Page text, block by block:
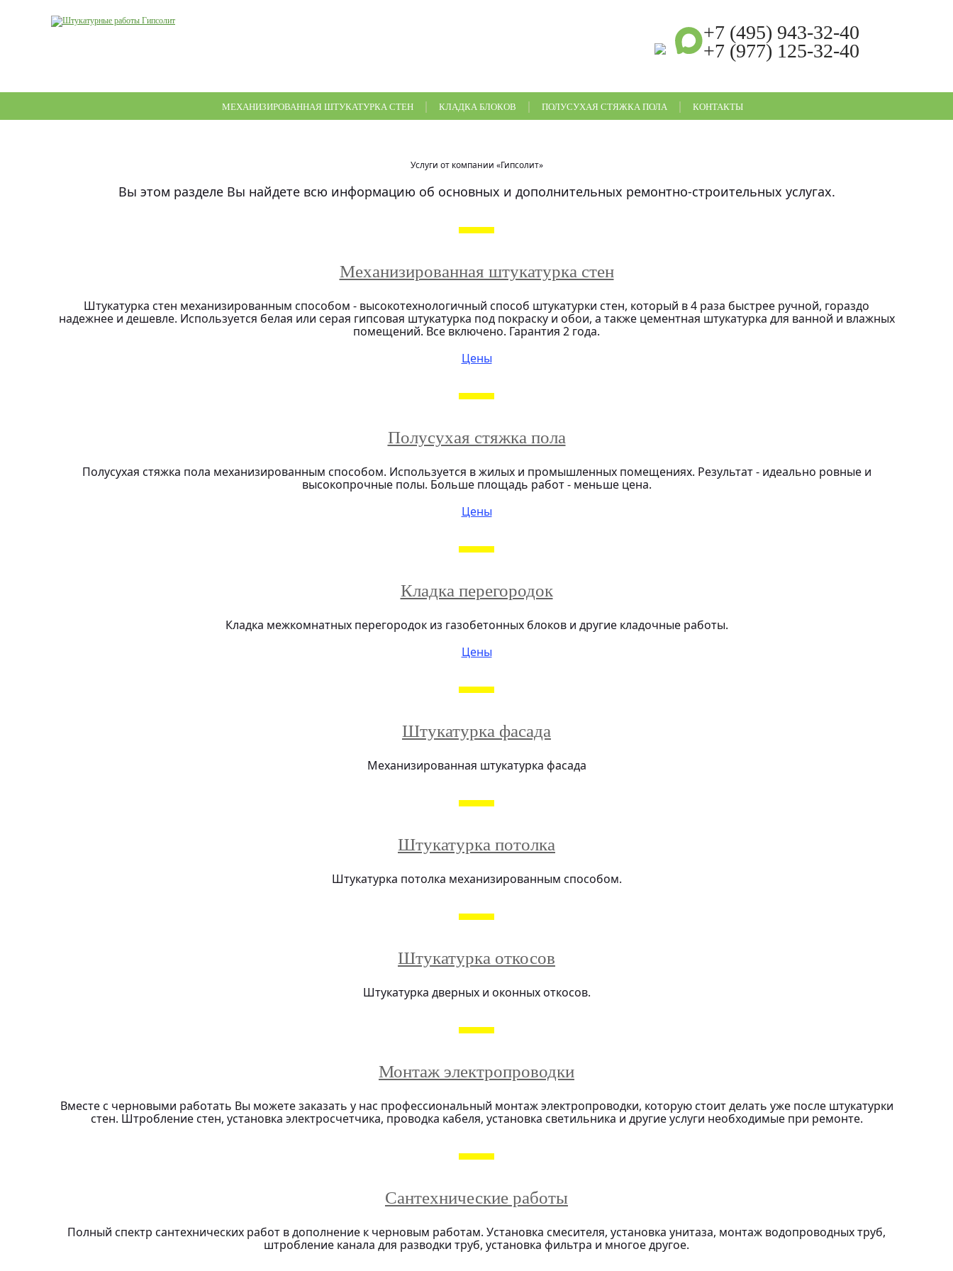
+7 (495) 943-32-40
+7 (977) 125-32-40
МЕХАНИЗИРОВАННАЯ ШТУКАТУРКА СТЕН КЛАДКА БЛОКОВ ПОЛУСУХАЯ СТЯЖКА ПОЛА КОНТАКТЫ
Услуги от компании «Гипсолит»
Вы этом разделе Вы найдете всю информацию об основных и дополнительных ремонтно-строительных услугах.
Механизированная штукатурка стен
Штукатурка стен механизированным способом - высокотехнологичный способ штукатурки стен, который в 4 раза быстрее ручной, гораздо
надежнее и дешевле. Используется белая или серая гипсовая штукатурка под покраску и обои, а также цементная штукатурка для ванной и влажных
помещений. Все включено. Гарантия 2 года.
Цены
Полусухая стяжка пола
Полусухая стяжка пола механизированным способом. Используется в жилых и промышленных помещениях. Результат - идеально ровные и
высокопрочные полы. Больше площадь работ - меньше цена.
Цены
Кладка перегородок
Кладка межкомнатных перегородок из газобетонных блоков и другие кладочные работы.
Цены
Штукатурка фасада
Механизированная штукатурка фасада
Штукатурка потолка
Штукатурка потолка механизированным способом.
Штукатурка откосов
Штукатурка дверных и оконных откосов.
Монтаж электропроводки
Вместе с черновыми работать Вы можете заказать у нас профессиональный монтаж электропроводки, которую стоит делать уже после штукатурки
стен. Штробление стен, установка электросчетчика, проводка кабеля, установка светильника и другие услуги необходимые при ремонте.
Сантехнические работы
Полный спектр сантехнических работ в дополнение к черновым работам. Установка смесителя, установка унитаза, монтаж водопроводных труб,
штробление канала для разводки труб, установка фильтра и многое другое.